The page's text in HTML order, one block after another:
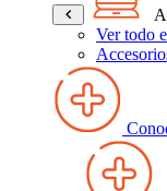
Ver todo